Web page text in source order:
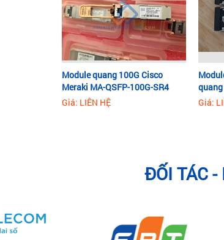
Module quang 100G Cisco
Meraki MA-QSFP-100G-SR4
Giá: LIÊN HỆ
quang
Giá:
ĐỐI TÁC -